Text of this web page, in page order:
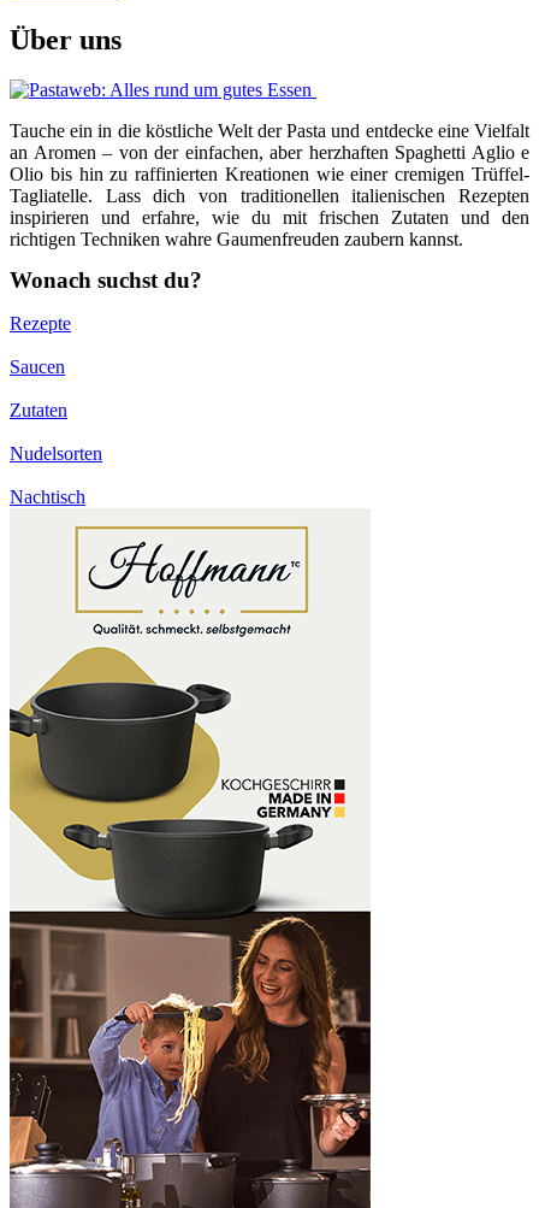
Über uns
Tauche ein in die köstliche Welt der Pasta und entdecke eine Vielfalt
an Aromen – von der einfachen, aber herzhaften Spaghetti Aglio e
Olio bis hin zu raffinierten Kreationen wie einer cremigen Trüffel-
Tagliatelle. Lass dich von traditionellen italienischen Rezepten
inspirieren und erfahre, wie du mit frischen Zutaten und den
richtigen Techniken wahre Gaumenfreuden zaubern kannst.
Wonach suchst du?
Rezepte
Saucen
Zutaten
Nudelsorten
Nachtisch